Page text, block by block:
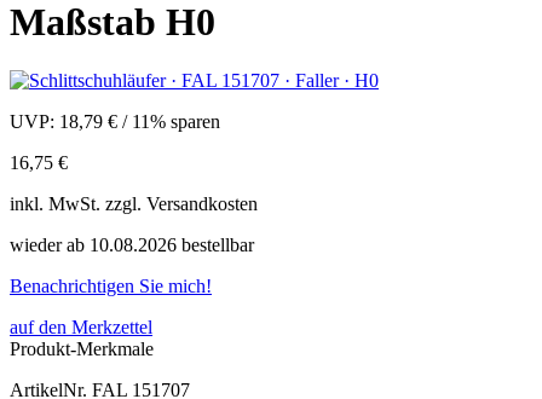
Maßstab H0
UVP: 18,79 € / 11% sparen
16,75 €
inkl. MwSt. zzgl. Versandkosten
wieder ab 10.08.2026 bestellbar
Benachrichtigen Sie mich!
auf den Merkzettel
Produkt-Merkmale
ArtikelNr. FAL 151707